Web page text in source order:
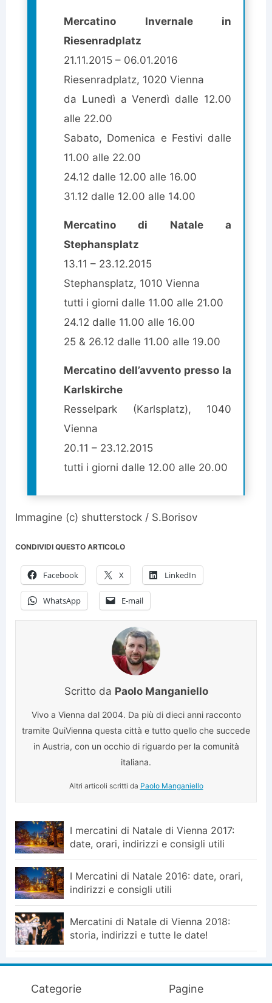
Mercatino Invernale in
Riesenradplatz
21.11.2015 – 06.01.2016
Riesenradplatz, 1020 Vienna
da Lunedì a Venerdì dalle 12.00
alle 22.00
Sabato, Domenica e Festivi dalle
11.00 alle 22.00
24.12 dalle 12.00 alle 16.00
31.12 dalle 12.00 alle 14.00
Mercatino di Natale a
Stephansplatz
13.11 – 23.12.2015
Stephansplatz, 1010 Vienna
tutti i giorni dalle 11.00 alle 21.00
24.12 dalle 11.00 alle 16.00
25 & 26.12 dalle 11.00 alle 19.00
Mercatino dell’avvento presso la
Karlskirche
Resselpark (Karlsplatz), 1040
Vienna
20.11 – 23.12.2015
tutti i giorni dalle 12.00 alle 20.00
Immagine (c) shutterstock / S.Borisov
CONDIVIDI QUESTO ARTICOLO
Facebook X LinkedIn
WhatsApp E-mail
Scritto da Paolo Manganiello
Vivo a Vienna dal 2004. Da più di dieci anni racconto
tramite QuiVienna questa città e tutto quello che succede
in Austria, con un occhio di riguardo per la comunità
italiana.
Altri articoli scritti da Paolo Manganiello
I mercatini di Natale di Vienna 2017:
date, orari, indirizzi e consigli utili
I Mercatini di Natale 2016: date, orari,
indirizzi e consigli utili
Mercatini di Natale di Vienna 2018:
storia, indirizzi e tutte le date!
Categorie Pagine